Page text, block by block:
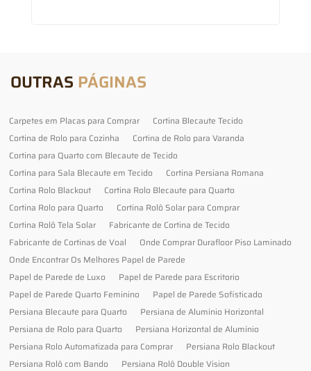
OUTRAS PÁGINAS
Carpetes em Placas para Comprar
Cortina Blecaute Tecido
Cortina de Rolo para Cozinha
Cortina de Rolo para Varanda
Cortina para Quarto com Blecaute de Tecido
Cortina para Sala Blecaute em Tecido
Cortina Persiana Romana
Cortina Rolo Blackout
Cortina Rolo Blecaute para Quarto
Cortina Rolo para Quarto
Cortina Rolô Solar para Comprar
Cortina Rolô Tela Solar
Fabricante de Cortina de Tecido
Fabricante de Cortinas de Voal
Onde Comprar Durafloor Piso Laminado
Onde Encontrar Os Melhores Papel de Parede
Papel de Parede de Luxo
Papel de Parede para Escritorio
Papel de Parede Quarto Feminino
Papel de Parede Sofisticado
Persiana Blecaute para Quarto
Persiana de Alumínio Horizontal
Persiana de Rolo para Quarto
Persiana Horizontal de Alumínio
Persiana Rolo Automatizada para Comprar
Persiana Rolo Blackout
Persiana Rolô com Bando
Persiana Rolô Double Vision